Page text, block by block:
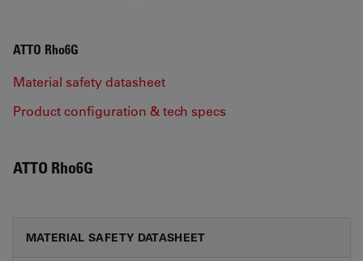
ATTO Rho6G
Material safety datasheet
Product configuration & tech specs
ATTO Rho6G
MATERIAL SAFETY DATASHEET